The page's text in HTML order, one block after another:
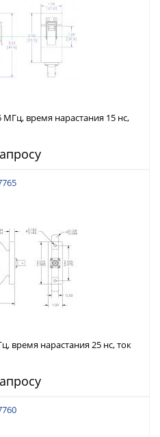
время нарастания 15 нс,
время нарастания 25 нс, ток